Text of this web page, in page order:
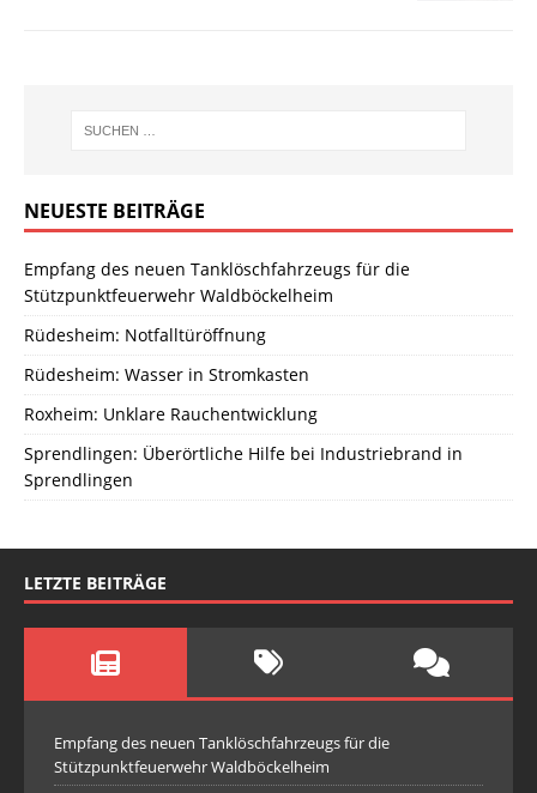
NEUESTE BEITRÄGE
Empfang des neuen Tanklöschfahrzeugs für die
Stützpunktfeuerwehr Waldböckelheim
Rüdesheim: Notfalltüröffnung
Rüdesheim: Wasser in Stromkasten
Roxheim: Unklare Rauchentwicklung
Sprendlingen: Überörtliche Hilfe bei Industriebrand in
Sprendlingen
LETZTE BEITRÄGE
Empfang des neuen Tanklöschfahrzeugs für die
Stützpunktfeuerwehr Waldböckelheim